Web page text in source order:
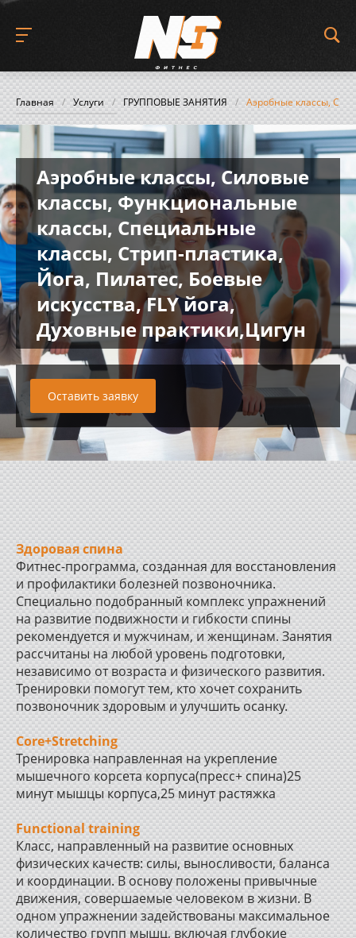
Главная / Услуги / ГРУППОВЫЕ ЗАНЯТИЯ / Аэробные классы,
Аэробные классы, Силовые
классы, Функциональные
классы, Специальные
классы, Стрип-пластика,
Йога, Пилатес, Боевые
искусства, FLY йога,
Духовные практики,Цигун
Оставить заявку
Здоровая спина
Фитнес-программа, созданная для восстановления
и профилактики болезней позвоночника.
Специально подобранный комплекс упражнений
на развитие подвижности и гибкости спины
рекомендуется и мужчинам, и женщинам. Занятия
рассчитаны на любой уровень подготовки,
независимо от возраста и физического развития.
Тренировки помогут тем, кто хочет сохранить
позвоночник здоровым и улучшить осанку.
Core+Stretching
Тренировка направленная на укрепление
мышечного корсета корпуса(пресс+ спина)25
минут мышцы корпуса,25 минут растяжка
Functional training
Класс, направленный на развитие основных
физических качеств: силы, выносливости, баланса
и координации. В основу положены привычные
движения, совершаемые человеком в жизни. В
одном упражнении задействованы максимальное
количество групп мышц, включая глубокие